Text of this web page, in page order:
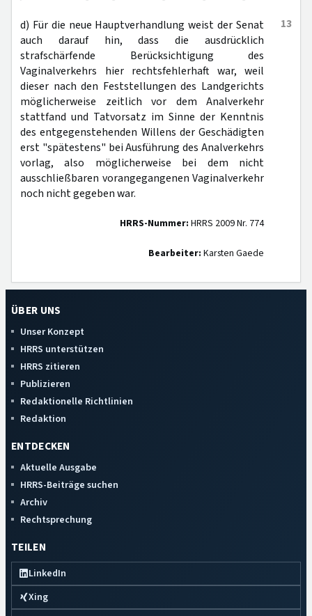
13
d) Für die neue Hauptverhandlung weist der Senat
auch darauf hin, dass die ausdrücklich
strafschärfende Berücksichtigung des
Vaginalverkehrs hier rechtsfehlerhaft war, weil
dieser nach den Feststellungen des Landgerichts
möglicherweise zeitlich vor dem Analverkehr
stattfand und Tatvorsatz im Sinne der Kenntnis
des entgegenstehenden Willens der Geschädigten
erst "spätestens" bei Ausführung des Analverkehrs
vorlag, also möglicherweise bei dem nicht
ausschließbaren vorangegangenen Vaginalverkehr
noch nicht gegeben war.
HRRS-Nummer: HRRS 2009 Nr. 774
Bearbeiter: Karsten Gaede
ÜBER UNS
Unser Konzept
HRRS unterstützen
HRRS zitieren
Publizieren
Redaktionelle Richtlinien
Redaktion
ENTDECKEN
Aktuelle Ausgabe
HRRS-Beiträge suchen
Archiv
Rechtsprechung
TEILEN
LinkedIn
Xing